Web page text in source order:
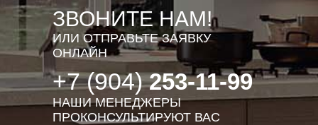
ЗВОНИТЕ НАМ!
ИЛИ ОТПРАВЬТЕ ЗАЯВКУ
ОНЛАЙН
+7 (904)253-11-99
НАШИ МЕНЕДЖЕРЫ
ПРОКОНСУЛЬТИРУЮТ ВАС